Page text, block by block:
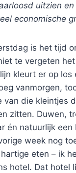
uitzien
economische
is het tijd
te vergeten
kleurt er op
vanmorgen,
van die kleintjes
zitten. Duwen,
én natuurlijk
week nog
eten – ik
hotel. Dat hotel